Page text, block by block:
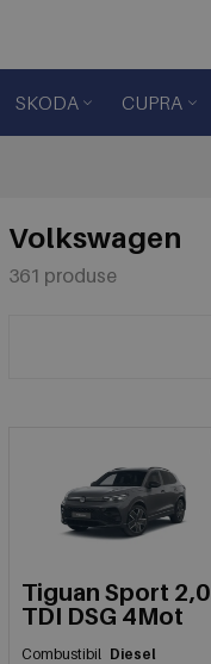
SKODA CUPRA
Volkswagen
361 produse
Tiguan Sport 2,0
TDI DSG 4Mot
Combustibil Diesel